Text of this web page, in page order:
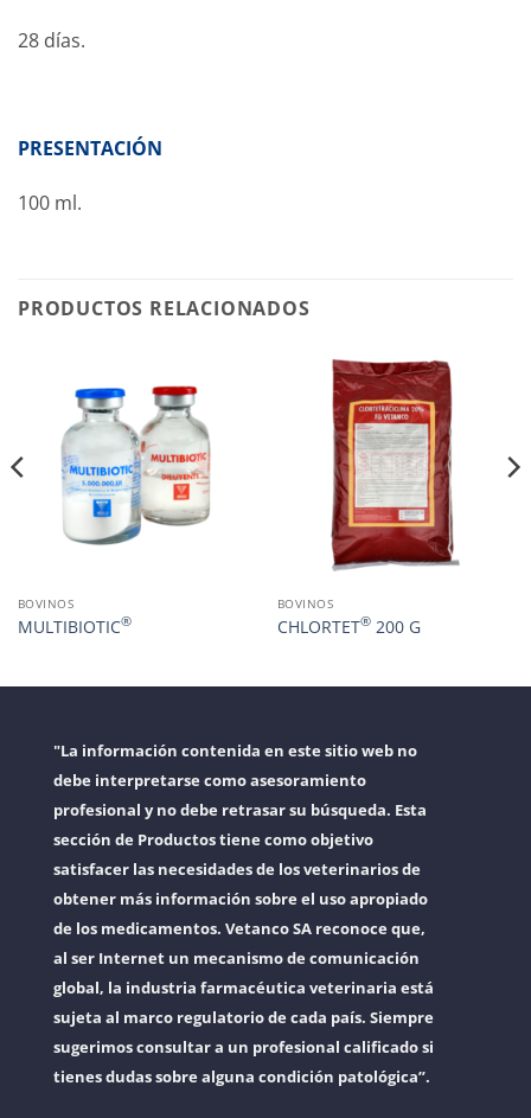
28 días.
PRESENTACIÓN
100 ml.
PRODUCTOS RELACIONADOS
BOVINOS
MULTIBIOTIC®
BOVINOS
CHLORTET®200 G
"La información contenida en este sitio web no
debe interpretarse como asesoramiento
profesional y no debe retrasar su búsqueda. Esta
sección de Productos tiene como objetivo
satisfacer las necesidades de los veterinarios de
obtener más información sobre el uso apropiado
de los medicamentos. Vetanco SA reconoce que,
al ser Internet un mecanismo de comunicación
global, la industria farmacéutica veterinaria está
sujeta al marco regulatorio de cada país. Siempre
sugerimos consultar a un profesional calificado si
tienes dudas sobre alguna condición patológica”.